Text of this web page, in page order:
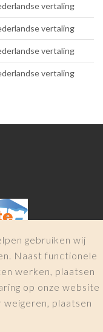
vertaling
vertaling
vertaling
vertaling
gebruiken wij
Naast functionele
werken, plaatsen
op onze website
plaatsen